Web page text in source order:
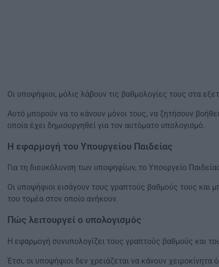
Οι υποψήφιοι, μόλις λάβουν τις βαθμολογίες τους στα
Αυτό μπορούν να το κάνουν μόνοι τους, να ζητήσουν
οποία έχει δημιουργηθεί για τον αυτόματο υπολογισμό.
Η εφαρμογή του Υπουργείου Παιδείας
Για τη διευκόλυνση των υποψηφίων, το Υπουργείο
Οι υποψήφιοι εισάγουν τους γραπτούς βαθμούς τους και
του τομέα στον οποίο ανήκουν.
Πώς λειτουργεί ο υπολογισμός
Η εφαρμογή συνυπολογίζει τους γραπτούς βαθμούς και
Έτσι, οι υποψήφιοι δεν χρειάζεται να κάνουν